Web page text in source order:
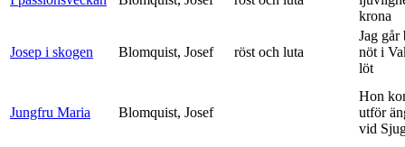
krona
Josep i skogen Blomquist, Josef röst och luta
Jag går
nöt i
löt
Jungfru Maria Blomquist, Josef
Hon
utför
vid